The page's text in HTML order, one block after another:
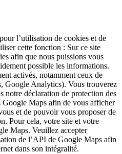
l’utilisation de cookies et de
cette fonction : Sur ce site
afin que nous puissions vous
possible les informations.
activés, notamment ceux de
Google Analytics). Vous trouverez
notre déclaration de protection des
Maps afin de vous afficher
et de pouvoir vous proposer de
Pour cela, votre site et votre
Maps. Veuillez accepter
de l’API de Google Maps afin
dans son intégralité.